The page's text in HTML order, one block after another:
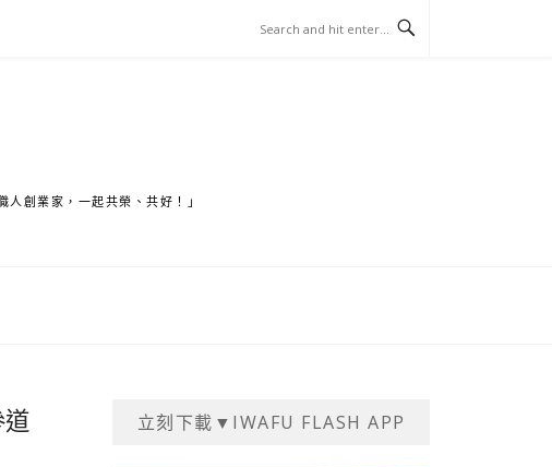
創業家，一起共榮、共好！」
道
立刻下載▼IWAFU FLASH APP